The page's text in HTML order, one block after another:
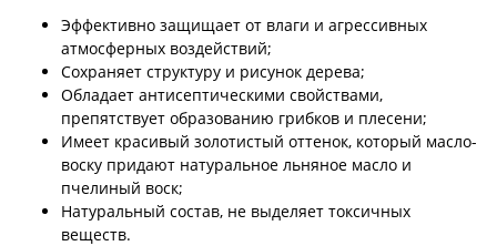
Эффективно защищает от влаги и агрессивных
атмосферных воздействий;
Сохраняет структуру и рисунок дерева;
Обладает антисептическими свойствами,
препятствует образованию грибков и плесени;
Имеет красивый золотистый оттенок, который масло-
воску придают натуральное льняное масло и
пчелиный воск;
Натуральный состав, не выделяет токсичных
веществ.